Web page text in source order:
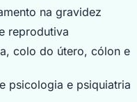
na gravidez
reprodutiva
colo do útero, cólon e
psicologia e psiquiatria